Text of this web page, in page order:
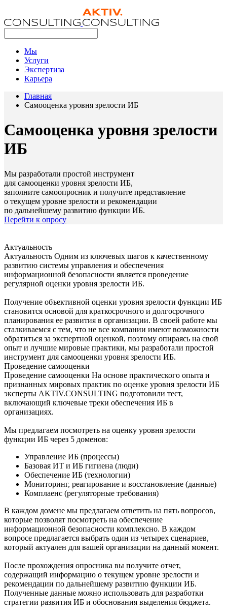
Мы
Услуги
Экспертиза
Карьера
Главная
Самооценка уровня зрелости ИБ
Самооценка уровня зрелости
ИБ
Мы разработали простой инструмент
для самооценки уровня зрелости ИБ,
заполните самоопросник и получите представление
о текущем уровне зрелости и рекомендации
по дальнейшему развитию функции ИБ.
Перейти к опросу
Актуальность
Актуальность Одним из ключевых шагов к качественному
развитию системы управления и обеспечения
информационной безопасности является проведение
регулярной оценки уровня зрелости ИБ.
Получение объективной оценки уровня зрелости функции ИБ
становится основой для краткосрочного и долгосрочного
планирования ее развития в организации. В своей работе мы
сталкиваемся с тем, что не все компании имеют возможности
обратиться за экспертной оценкой, поэтому опираясь на свой
опыт и лучшие мировые практики, мы разработали простой
инструмент для самооценки уровня зрелости ИБ.
Проведение самооценки
Проведение самооценки На основе практического опыта и
признанных мировых практик по оценке уровня зрелости ИБ
эксперты AKTIV.CONSULTING подготовили тест,
включающий ключевые треки обеспечения ИБ в
организациях.
Мы предлагаем посмотреть на оценку уровня зрелости
функции ИБ через 5 доменов:
Управление ИБ (процессы)
Базовая ИТ и ИБ гигиена (люди)
Обеспечение ИБ (технологии)
Мониторинг, реагирование и восстановление (данные)
Комплаенс (регуляторные требования)
В каждом домене мы предлагаем ответить на пять вопросов,
которые позволят посмотреть на обеспечение
информационной безопасности комплексно. В каждом
вопросе предлагается выбрать один из четырех сценариев,
который актуален для вашей организации на данный момент.
После прохождения опросника вы получите отчет,
содержащий информацию о текущем уровне зрелости и
рекомендации по дальнейшему развитию функции ИБ.
Полученные данные можно использовать для разработки
стратегии развития ИБ и обоснования выделения бюджета.